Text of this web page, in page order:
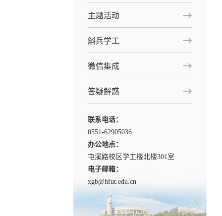
主题活动
斛兵学工
微信集成
答疑解惑
联系电话：
0551-62905036
办公地点：
屯溪路校区学工楼北楼301室
电子邮箱：
xgb@hfut.edu.cn